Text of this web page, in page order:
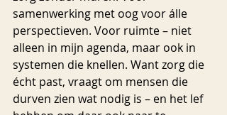
samenwerking met oog voor álle
perspectieven. Voor ruimte – niet
alleen in mijn agenda, maar ook in
systemen die knellen. Want zorg die
écht past, vraagt om mensen die
durven zien wat nodig is – en het lef